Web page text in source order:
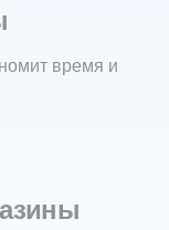
время и